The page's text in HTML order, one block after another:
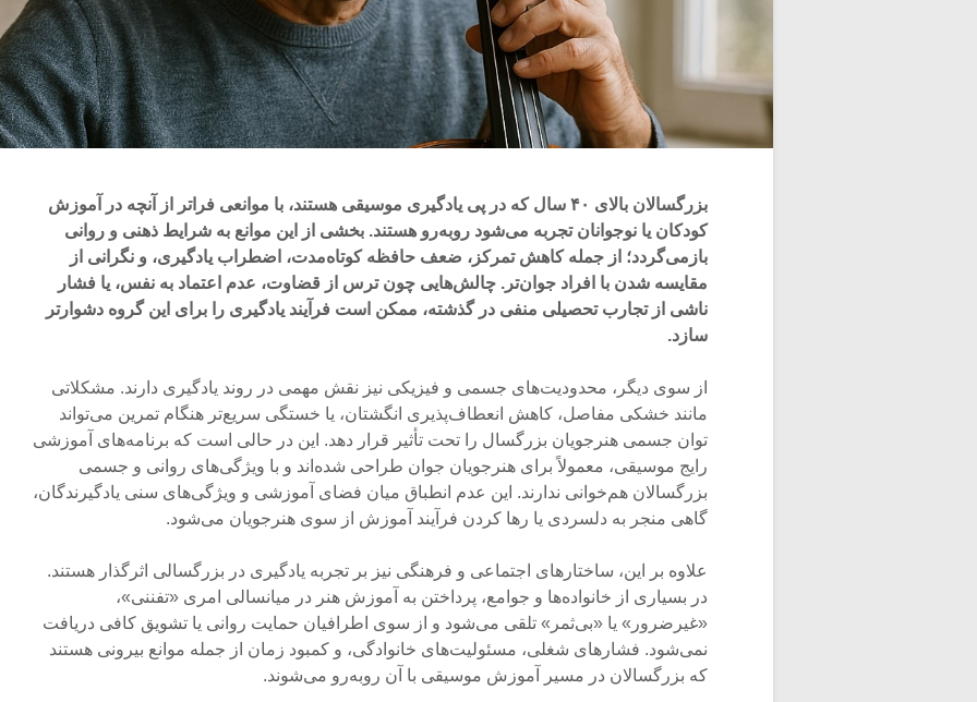
بزرگسالان بالای ۴۰ سال که در پی یادگیری موسیقی هستند، با موانعی فراتر از آنچه در آموزش
کودکان یا نوجوانان تجربه می‌شود روبه‌رو هستند. بخشی از این موانع به شرایط ذهنی و روانی
بازمی‌گردد؛ از جمله کاهش تمرکز، ضعف حافظه کوتاه‌مدت، اضطراب یادگیری، و نگرانی از
مقایسه شدن با افراد جوان‌تر. چالش‌هایی چون ترس از قضاوت، عدم اعتماد به نفس، یا فشار
ناشی از تجارب تحصیلی منفی در گذشته، ممکن است فرآیند یادگیری را برای این گروه دشوارتر
سازد.
از سوی دیگر، محدودیت‌های جسمی و فیزیکی نیز نقش مهمی در روند یادگیری دارند. مشکلاتی
مانند خشکی مفاصل، کاهش انعطاف‌پذیری انگشتان، یا خستگی سریع‌تر هنگام تمرین می‌تواند
توان جسمی هنرجویان بزرگسال را تحت تأثیر قرار دهد. این در حالی است که برنامه‌های آموزشی
رایج موسیقی، معمولاً برای هنرجویان جوان طراحی شده‌اند و با ویژگی‌های روانی و جسمی
بزرگسالان هم‌خوانی ندارند. این عدم انطباق میان فضای آموزشی و ویژگی‌های سنی یادگیرندگان،
گاهی منجر به دلسردی یا رها کردن فرآیند آموزش از سوی هنرجویان می‌شود.
علاوه بر این، ساختارهای اجتماعی و فرهنگی نیز بر تجربه یادگیری در بزرگسالی اثرگذار هستند.
در بسیاری از خانواده‌ها و جوامع، پرداختن به آموزش هنر در میانسالی امری «تفننی»،
«غیرضرور» یا «بی‌ثمر» تلقی می‌شود و از سوی اطرافیان حمایت روانی یا تشویق کافی دریافت
نمی‌شود. فشارهای شغلی، مسئولیت‌های خانوادگی، و کمبود زمان از جمله موانع بیرونی هستند
که بزرگسالان در مسیر آموزش موسیقی با آن روبه‌رو می‌شوند.